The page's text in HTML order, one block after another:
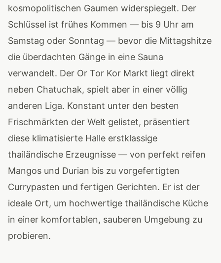
kosmopolitischen Gaumen widerspiegelt. Der
Schlüssel ist frühes Kommen — bis 9 Uhr am
Samstag oder Sonntag — bevor die Mittagshitze
die überdachten Gänge in eine Sauna
verwandelt. Der Or Tor Kor Markt liegt direkt
neben Chatuchak, spielt aber in einer völlig
anderen Liga. Konstant unter den besten
Frischmärkten der Welt gelistet, präsentiert
diese klimatisierte Halle erstklassige
thailändische Erzeugnisse — von perfekt reifen
Mangos und Durian bis zu vorgefertigten
Currypasten und fertigen Gerichten. Er ist der
ideale Ort, um hochwertige thailändische Küche
in einer komfortablen, sauberen Umgebung zu
probieren.